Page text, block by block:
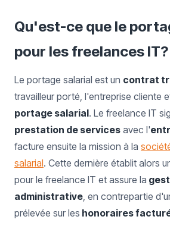
Qu'est-ce que le
pour les freelances IT?
Le portage salarial est un contrat
travailleur porté, l'entreprise cliente
portage salarial. Le freelance IT
prestation de services avec l'
facture ensuite la mission à la
salarial. Cette dernière établit alors
pour le freelance IT et assure la
administrative, en contrepartie
prélevée sur les honoraires